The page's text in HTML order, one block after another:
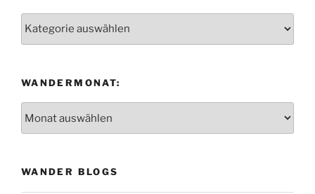
WANDERMONAT:
WANDER BLOGS